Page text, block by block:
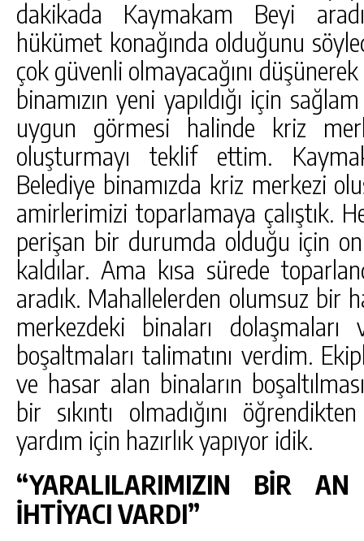
dakikada Kaymakam Beyi
hükümet konağında olduğunu
çok güvenli olmayacağını
binamızın yeni yapıldığı için
uygun görmesi halinde kriz
oluşturmayı teklif ettim.
Belediye binamızda kriz merkezi
amirlerimizi toparlamaya çalıştık.
perişan bir durumda olduğu için
kaldılar. Ama kısa sürede
aradık. Mahallelerden olumsuz bir
merkezdeki binaları dolaşmaları
boşaltmaları talimatını verdim.
ve hasar alan binaların
bir sıkıntı olmadığını
yardım için hazırlık yapıyor idik.
“YARALILARIMIZIN BİR AN
İHTİYACI VARDI”